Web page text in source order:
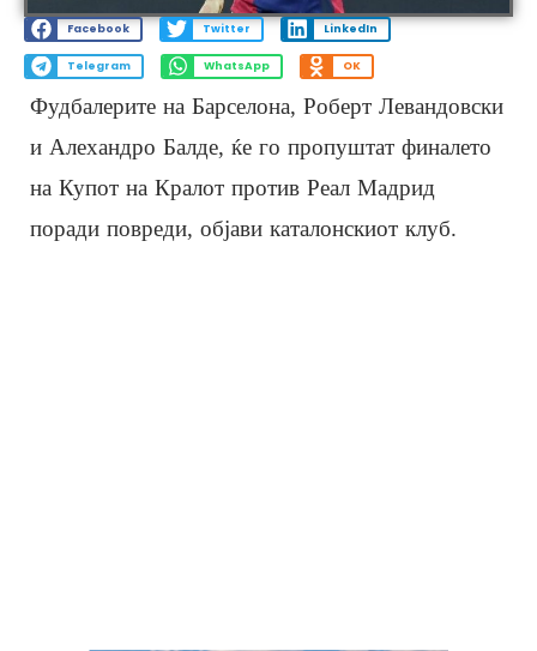
Facebook Twitter LinkedIn
Telegram WhatsApp OK
Фудбалерите на Барселона, Роберт Левандовски
и Алехандро Балде, ќе го пропуштат финалето
на Купот на Кралот против Реал Мадрид
поради повреди, објави каталонскиот клуб.